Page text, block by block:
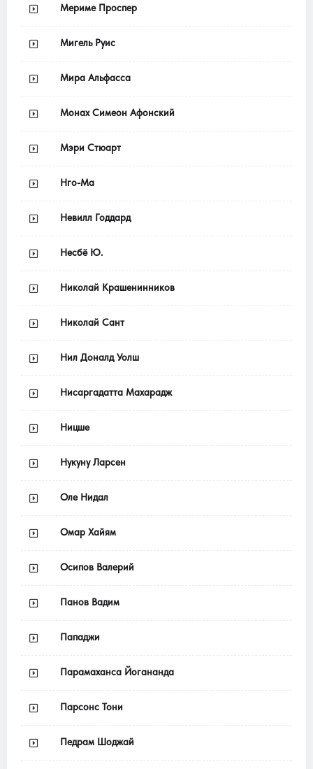
Мериме Проспер
Мигель Руис
Мира Альфасса
Монах Симеон Афонский
Мэри Стюарт
Нго-Ма
Невилл Годдард
Несбё Ю.
Николай Крашенинников
Николай Сант
Нил Доналд Уолш
Нисаргадатта Махарадж
Ницше
Нукуну Ларсен
Оле Нидал
Омар Хайям
Осипов Валерий
Панов Вадим
Пападжи
Парамаханса Йогананда
Парсонс Тони
Педрам Шоджай